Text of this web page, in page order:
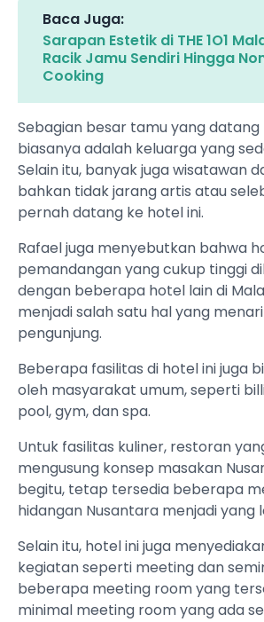
Baca Juga:
Sarapan Estetik di THE 1O1
Racik Jamu Sendiri Hingga
Cooking
Sebagian besar tamu yang datang
biasanya adalah keluarga yang
Selain itu, banyak juga wisatawan
bahkan tidak jarang artis atau
pernah datang ke hotel ini.
Rafael juga menyebutkan bahwa
pemandangan yang cukup tinggi
dengan beberapa hotel lain di
menjadi salah satu hal yang
pengunjung.
Beberapa fasilitas di hotel ini juga
oleh masyarakat umum, seperti
pool, gym, dan spa.
Untuk fasilitas kuliner, restoran
mengusung konsep masakan
begitu, tetap tersedia beberapa
hidangan Nusantara menjadi yang
Selain itu, hotel ini juga
kegiatan seperti meeting dan
beberapa meeting room yang
minimal meeting room yang ada